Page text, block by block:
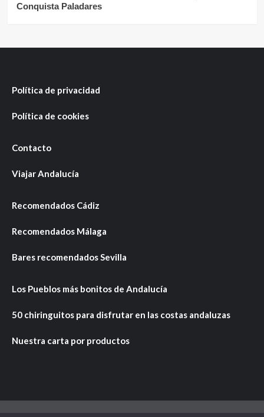
Conquista Paladares
Política de privacidad
Política de cookies
Contacto
Viajar Andalucía
Recomendados Cádiz
Recomendados Málaga
Bares recomendados Sevilla
Los Pueblos más bonitos de Andalucía
50 chiringuitos para disfrutar en las costas andaluzas
Nuestra carta por productos